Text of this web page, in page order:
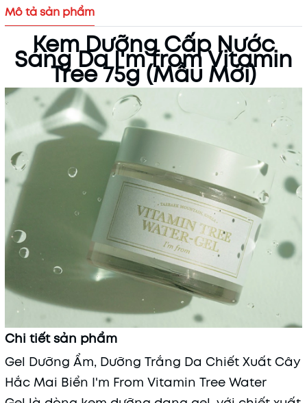
Mô tả sản phẩm
Kem Dưỡng Cấp Nước
Sáng Da I'm from Vitamin
Tree 75g (Mẫu Mới)
Chi tiết sản phẩm
Gel Dưỡng Ẩm, Dưỡng Trắng Da Chiết Xuất Cây
Hắc Mai Biển I'm From Vitamin Tree Water